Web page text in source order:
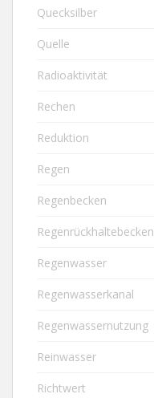
Quecksilber
Quelle
Radioaktivität
Rechen
Reduktion
Regen
Regenbecken
Regenrückhaltebecken
Regenwasser
Regenwasserkanal
Regenwassernutzung
Reinwasser
Richtwert